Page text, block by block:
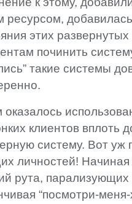
этих
починить
такие системы
клиентов вплоть
систему. Вот уж
личностей!
рута,
“посмотри-